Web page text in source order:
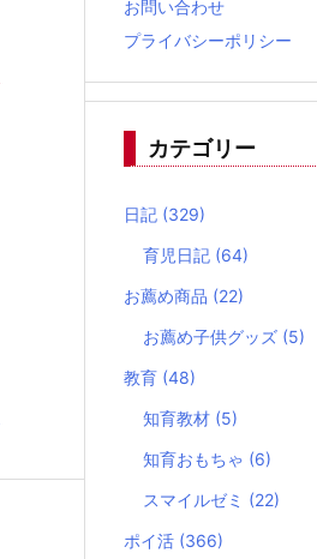
お問い合わせ
プライバシーポリシー
カテゴリー
日記 (329)
育児日記 (64)
お薦め商品 (22)
お薦め子供グッズ (5)
教育 (48)
知育教材 (5)
知育おもちゃ (6)
スマイルゼミ (22)
ポイ活 (366)